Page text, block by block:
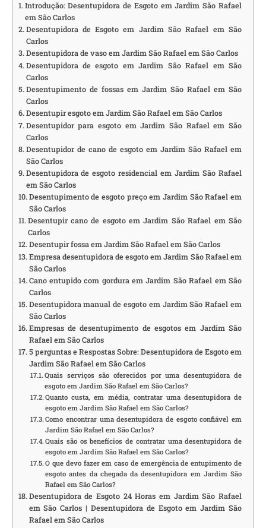
Introdução: Desentupidora de Esgoto em Jardim São Rafael
em São Carlos
Desentupidora de Esgoto em Jardim São Rafael em São
Carlos
Desentupidora de vaso em Jardim São Rafael em São Carlos
Desentupidora de esgoto em Jardim São Rafael em São
Carlos
Desentupimento de fossas em Jardim São Rafael em São
Carlos
Desentupir esgoto em Jardim São Rafael em São Carlos
Desentupidor para esgoto em Jardim São Rafael em São
Carlos
Desentupidor de cano de esgoto em Jardim São Rafael em
São Carlos
Desentupidora de esgoto residencial em Jardim São Rafael
em São Carlos
Desentupimento de esgoto preço em Jardim São Rafael em
São Carlos
Desentupir cano de esgoto em Jardim São Rafael em São
Carlos
Desentupir fossa em Jardim São Rafael em São Carlos
Empresa desentupidora de esgoto em Jardim São Rafael em
São Carlos
Cano entupido com gordura em Jardim São Rafael em São
Carlos
Desentupidora manual de esgoto em Jardim São Rafael em
São Carlos
Empresas de desentupimento de esgotos em Jardim São
Rafael em São Carlos
5 perguntas e Respostas Sobre: Desentupidora de Esgoto em
Jardim São Rafael em São Carlos
Quais serviços são oferecidos por uma desentupidora de
esgoto em Jardim São Rafael em São Carlos?
Quanto custa, em média, contratar uma desentupidora de
esgoto em Jardim São Rafael em São Carlos?
Como encontrar uma desentupidora de esgoto confiável em
Jardim São Rafael em São Carlos?
Quais são os benefícios de contratar uma desentupidora de
esgoto em Jardim São Rafael em São Carlos?
O que devo fazer em caso de emergência de entupimento de
esgoto antes da chegada da desentupidora em Jardim São
Rafael em São Carlos?
Desentupidora de Esgoto 24 Horas em Jardim São Rafael
em São Carlos | Desentupidora de Esgoto em Jardim São
Rafael em São Carlos